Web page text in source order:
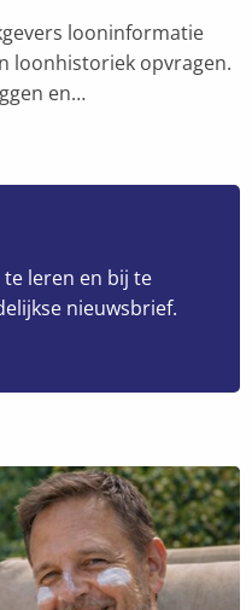
looninformatie
loonhistoriek opvragen.
en
leren en bij te
nieuwsbrief.